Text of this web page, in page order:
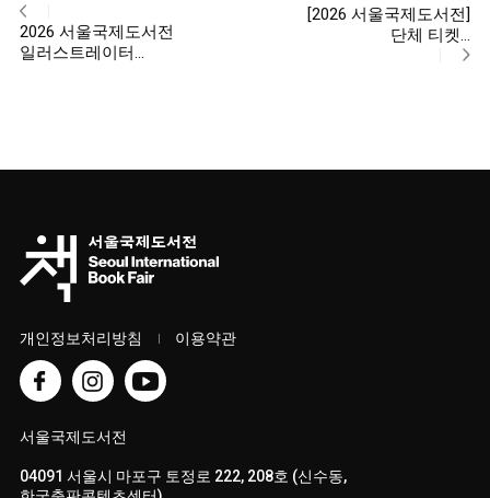
2026 서울국제도서전
일러스트레이터…
[2026 서울국제도서전]
단체 티켓…
개인정보처리방침 이용약관
서울국제도서전
04091 서울시 마포구 토정로 222, 208호 (신수동,